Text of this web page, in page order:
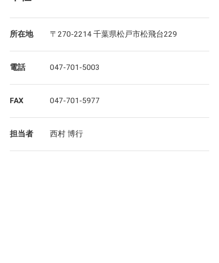
所在地 〒270-2214 千葉県松戸市松飛台229
電話 047-701-5003
FAX 047-701-5977
担当者 西村 博行